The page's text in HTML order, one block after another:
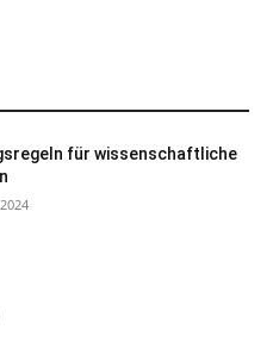
für wissenschaftliche